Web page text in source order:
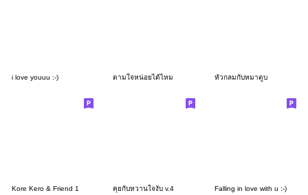
i love youuu :-) ตามใจหน่อยได้ไหม หัวกลมกับหมาตูบ
Kore Kero & Friend 1 คุยกับหวานใจงับ v.4 Falling in love with u :-)